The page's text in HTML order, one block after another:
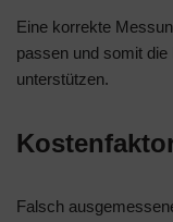
Eine korrekte
passen und somit
unterstützen.
Falsch